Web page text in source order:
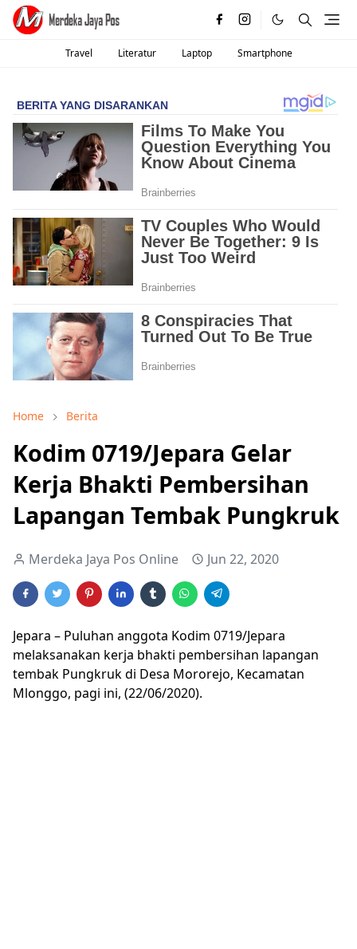
Travel Literatur Laptop Smartphone
Home Berita
Kodim 0719/Jepara Gelar
Kerja Bhakti Pembersihan
Lapangan Tembak Pungkruk
Merdeka Jaya Pos Online Jun 22, 2020
Jepara – Puluhan anggota Kodim 0719/Jepara
melaksanakan kerja bhakti pembersihan lapangan
tembak Pungkruk di Desa Mororejo, Kecamatan
Mlonggo, pagi ini, (22/06/2020).